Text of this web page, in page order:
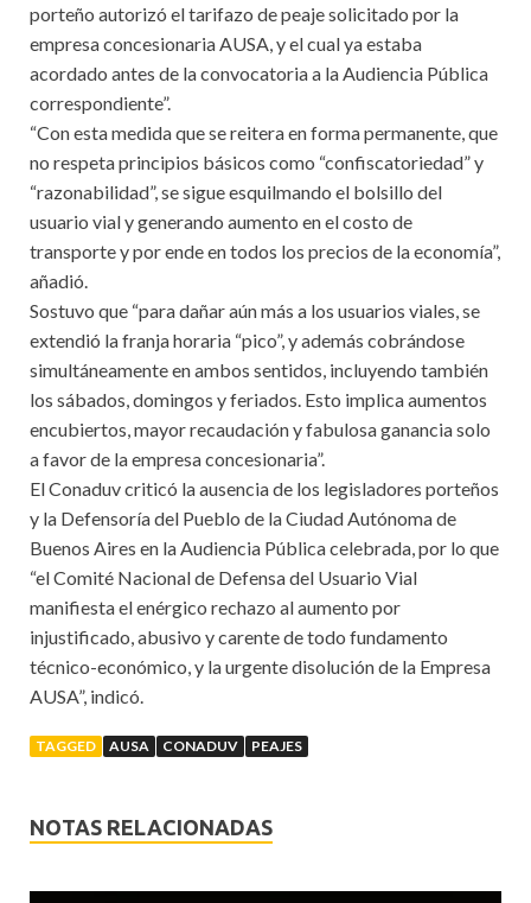
porteño autorizó el tarifazo de peaje solicitado por la
empresa concesionaria AUSA, y el cual ya estaba
acordado antes de la convocatoria a la Audiencia Pública
correspondiente”.
“Con esta medida que se reitera en forma permanente, que
no respeta principios básicos como “confiscatoriedad” y
“razonabilidad”, se sigue esquilmando el bolsillo del
usuario vial y generando aumento en el costo de
transporte y por ende en todos los precios de la economía”,
añadió.
Sostuvo que “para dañar aún más a los usuarios viales, se
extendió la franja horaria “pico”, y además cobrándose
simultáneamente en ambos sentidos, incluyendo también
los sábados, domingos y feriados. Esto implica aumentos
encubiertos, mayor recaudación y fabulosa ganancia solo
a favor de la empresa concesionaria”.
El Conaduv criticó la ausencia de los legisladores porteños
y la Defensoría del Pueblo de la Ciudad Autónoma de
Buenos Aires en la Audiencia Pública celebrada, por lo que
“el Comité Nacional de Defensa del Usuario Vial
manifiesta el enérgico rechazo al aumento por
injustificado, abusivo y carente de todo fundamento
técnico-económico, y la urgente disolución de la Empresa
AUSA”, indicó.
TAGGED AUSA CONADUV PEAJES
NOTAS RELACIONADAS